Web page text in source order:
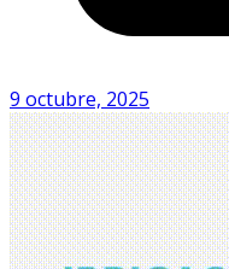
9 octubre, 2025